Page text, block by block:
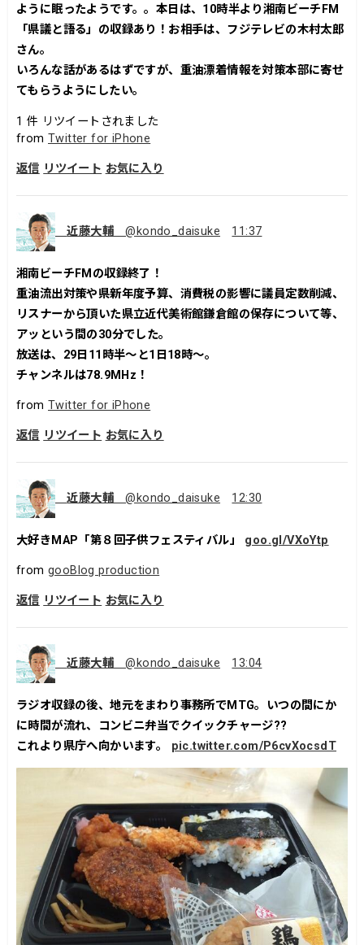
ように眠ったようです。。本日は、10時半より湘南ビーチFM
「県議と語る」の収録あり！お相手は、フジテレビの木村太郎
さん。
いろんな話があるはずですが、重油漂着情報を対策本部に寄せ
てもらうようにしたい。
1 件 リツイートされました
from Twitter for iPhone
返信 リツイート お気に入り
近藤大輔 @kondo_daisuke 11:37
湘南ビーチFMの収録終了！
重油流出対策や県新年度予算、消費税の影響に議員定数削減、
リスナーから頂いた県立近代美術館鎌倉館の保存について等、
アッという間の30分でした。
放送は、29日11時半～と1日18時～。
チャンネルは78.9MHz！
from Twitter for iPhone
返信 リツイート お気に入り
近藤大輔 @kondo_daisuke 12:30
大好きMAP「第８回子供フェスティバル」 goo.gl/VXoYtp
from gooBlog production
返信 リツイート お気に入り
近藤大輔 @kondo_daisuke 13:04
ラジオ収録の後、地元をまわり事務所でMTG。いつの間にか
に時間が流れ、コンビニ弁当でクイックチャージ??
これより県庁へ向かいます。 pic.twitter.com/P6cvXocsdT